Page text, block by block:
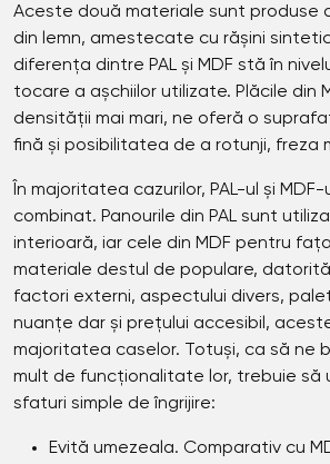
Aceste două materiale sunt produse
din lemn, amestecate cu rășini
diferența dintre PAL și MDF stă în
tocare a așchiilor utilizate. Plăcile din
densității mai mari, ne oferă o
fină și posibilitatea de a rotunji, freza
În majoritatea cazurilor, PAL-ul și
combinat. Panourile din PAL sunt
interioară, iar cele din MDF pentru
materiale destul de populare,
factori externi, aspectului divers,
nuanțe dar și prețului accesibil,
majoritatea caselor. Totuși, ca să ne
mult de funcționalitate lor, trebuie să
sfaturi simple de îngrijire:
Evită umezeala. Comparativ cu